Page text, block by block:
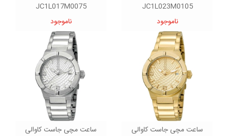
JC1L023M0105
ناموجود
JC1L017M0075
ناموجود
ساعت مچی جاست کاوالی
ساعت مچی جاست کاوالی